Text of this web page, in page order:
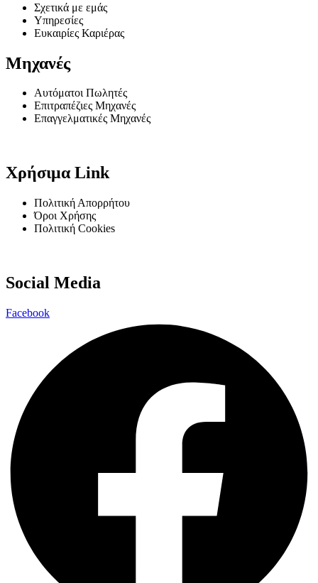
Σχετικά με εμάς
Υπηρεσίες
Ευκαιρίες Καριέρας
Μηχανές
Αυτόματοι Πωλητές
Επιτραπέζιες Μηχανές
Επαγγελματικές Μηχανές
Χρήσιμα Link
Πολιτική Απορρήτου
Όροι Χρήσης
Πολιτική Cookies
Social Media
Facebook